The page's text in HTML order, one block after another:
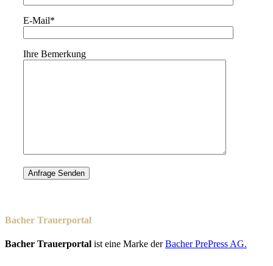
E-Mail*
Ihre Bemerkung
Bacher Trauerportal
Bacher Trauerportal ist eine Marke derBacher PrePress AG.